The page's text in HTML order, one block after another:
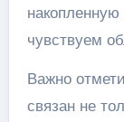
чувствуем
Важно
связан не